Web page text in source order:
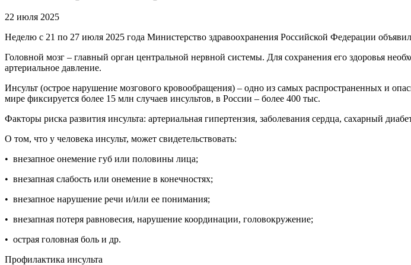
22 июля 2025
Неделю с 21 по 27 июля 2025 года Министерство здравоохранения Российской Федерации
Головной мозг – главный орган центральной нервной системы. Для сохранения его здоровья
артериальное давление.
Инсульт (острое нарушение мозгового кровообращения) – одно из самых распространенных и
мире фиксируется более 15 млн случаев инсультов, в России – более 400 тыс.
Факторы риска развития инсульта: артериальная гипертензия, заболевания сердца, сахарный
О том, что у человека инсульт, может свидетельствовать:
• внезапное онемение губ или половины лица;
• внезапная слабость или онемение в конечностях;
• внезапное нарушение речи и/или ее понимания;
• внезапная потеря равновесия, нарушение координации, головокружение;
• острая головная боль и др.
Профилактика инсульта